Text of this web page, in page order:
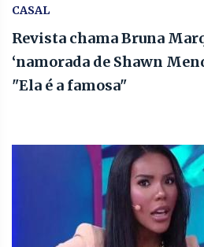
CASAL
Revista chama Bruna
‘namorada de Shawn
"Ela é a famosa"